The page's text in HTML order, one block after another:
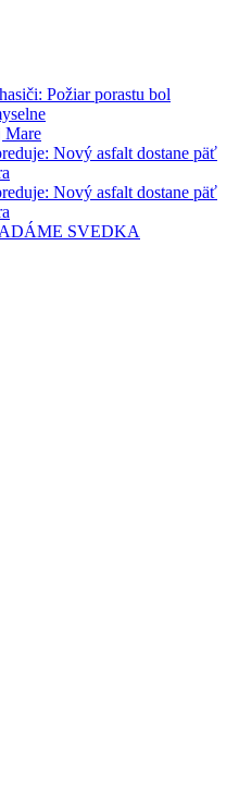
Požiar porastu bol
Mare
Nový asfalt dostane päť
Nový asfalt dostane päť
SVEDKA